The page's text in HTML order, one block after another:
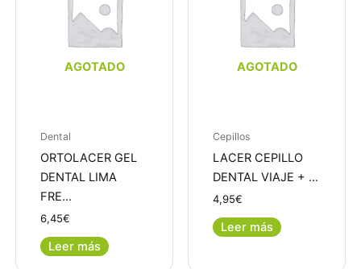
AGOTADO
Dental
ORTOLACER GEL
DENTAL LIMA
FRE…
6,45€
Leer más
AGOTADO
Cepillos
LACER CEPILLO
DENTAL VIAJE + …
4,95€
Leer más